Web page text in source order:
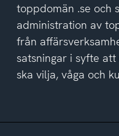
toppdomän .se och
administration av
från
satsningar i syfte
ska vilja, våga och